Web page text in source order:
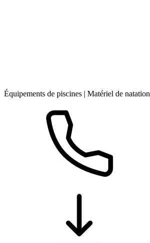
Équipements de piscines | Matériel de natation